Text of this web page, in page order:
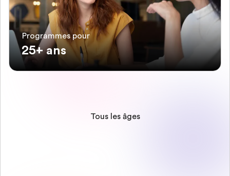
Programmes pour
25+ ans
Tous les âges